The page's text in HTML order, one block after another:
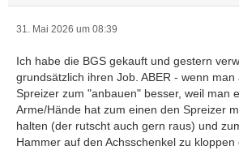
31. Mai 2026 um 08:39
Ich habe die BGS gekauft und gestern
grundsätzlich ihren Job. ABER - wenn
Spreizer zum "anbauen" besser, weil man
Arme/Hände hat zum einen den Spreizer
halten (der rutscht auch gern raus) und
Hammer auf den Achsschenkel zu